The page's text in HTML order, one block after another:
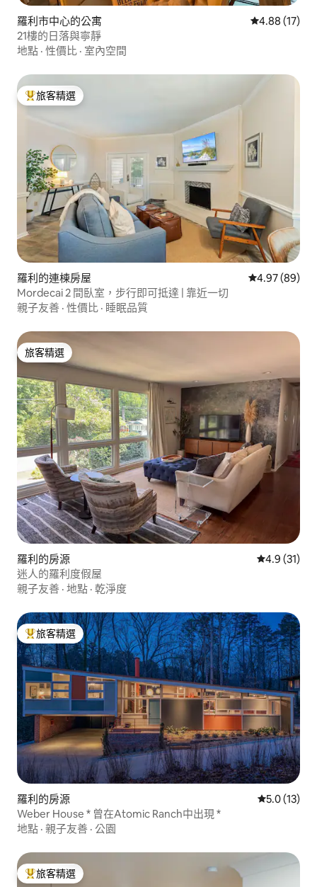
羅利市中心的公寓 從 17 則評價
4.88 (17)
21樓的日落與寧靜
地點 · 性價比 · 室內空間
旅客精選榜首
旅客精選
羅利的連棟房屋 從 89 則評價
4.97 (89)
Mordecai 2 間臥室，步行即可抵達 | 靠近一切
親子友善 · 性價比 · 睡眠品質
旅客精選
旅客精選
羅利的房源 從 31 則評
4.9 (31)
迷人的羅利度假屋
親子友善 · 地點 · 乾淨度
旅客精選榜首
旅客精選
羅利的房源 從 13 則評
5.0 (13)
Weber House * 曾在Atomic Ranch中出現 *
地點 · 親子友善 · 公園
旅客精選榜首
旅客精選